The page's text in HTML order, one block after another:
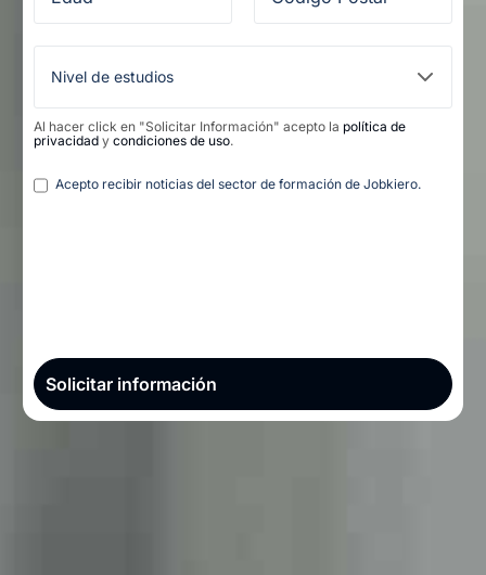
Al hacer click en "Solicitar Información" acepto la política de
privacidad y condiciones de uso.
Legal
Acepto recibir noticias del sector de formación de Jobkiero.